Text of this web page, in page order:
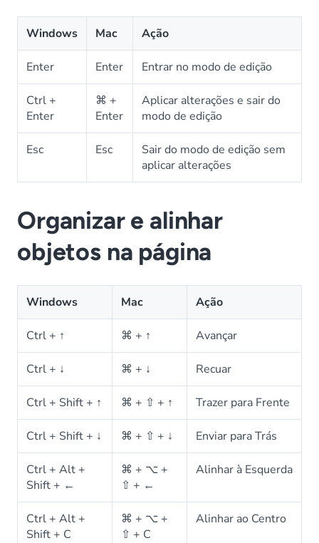
Windows Mac Ação
Enter Enter Entrar no modo de edição
Ctrl +
Enter
⌘ +
Enter
Aplicar alterações e sair do
modo de edição
Esc Esc
Sair do modo de edição sem
aplicar alterações
Organizar e alinhar
objetos na página
Windows Mac Ação
Ctrl + ↑ ⌘ + ↑ Avançar
Ctrl + ↓ ⌘ + ↓ Recuar
Ctrl + Shift + ↑ ⌘ + ⇧ + ↑ Trazer para Frente
Ctrl + Shift + ↓ ⌘ + ⇧ + ↓ Enviar para Trás
Ctrl + Alt +
Shift + ←
⌘ + ⌥ +
⇧ + ←
Alinhar à Esquerda
Ctrl + Alt +
Shift + C
⌘ + ⌥ +
⇧ + C
Alinhar ao Centro